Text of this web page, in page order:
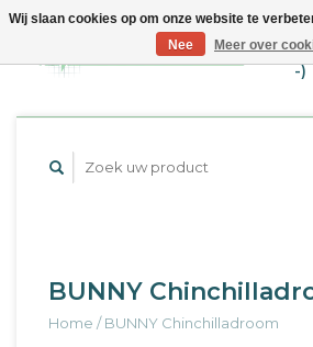
-)
BUNNY
Home /BUNNY Chinchilladroom
Wij slaan cookies op om onze website te
Nee
Meer over